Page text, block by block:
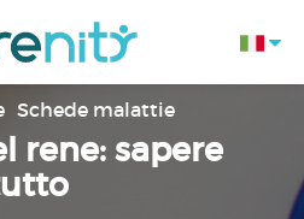
Schede malattie
rene: sapere